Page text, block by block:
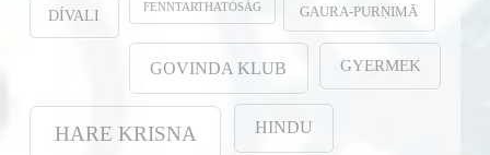
DÍVALI FENNTARTHATÓSÁG GAURA-PURṆIMĀ
GOVINDA KLUB GYERMEK
HARE KRISNA HINDU